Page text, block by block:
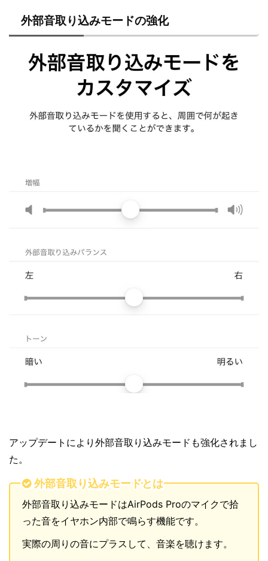
外部音取り込みモードの強化
アップデートにより外部音取り込みモードも強化されまし
た。
外部音取り込みモードとは
外部音取り込みモードはAirPods Proのマイクで拾
った音をイヤホン内部で鳴らす機能です。
実際の周りの音にプラスして、音楽を聴けます。